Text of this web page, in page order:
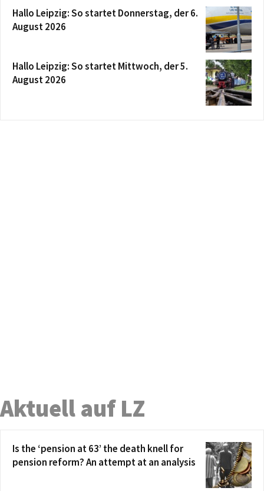
Hallo Leipzig: So startet Donnerstag, der 6.
August 2026
Hallo Leipzig: So startet Mittwoch, der 5.
August 2026
Aktuell auf LZ
Is the ‘pension at 63’ the death knell for
pension reform? An attempt at an analysis